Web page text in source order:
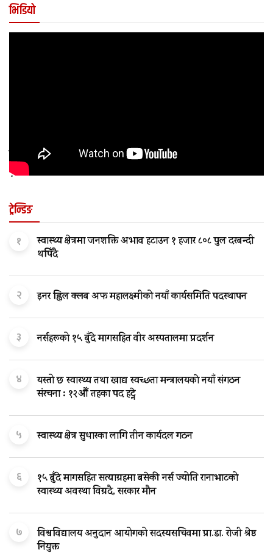
भिडियो
कुन अवस्थामा बच्चालाई शल्यक्रिया आवश्यक पर्छ
?
ट्रेन्डिङ
१
स्वास्थ्य क्षेत्रमा जनशक्ति अभाव हटाउन १ हजार ८०८ पुल दरबन्दी
थपिँदै
२ इनर ह्विल क्लब अफ महालक्ष्मीको नयाँ कार्यसमिति पदस्थापन
३ नर्सहरूको १५ बुँदे मागसहित वीर अस्पतालमा प्रदर्शन
४
यस्तो छ स्वास्थ्य तथा खाद्य स्वच्छता मन्त्रालयकाे नयाँ संगठन
संरचना : १२औँ तहका पद हट्ने
५ स्वास्थ्य क्षेत्र सुधारका लागि तीन कार्यदल गठन
६
१५ बुँदे मागसहित सत्याग्रहमा बसेकी नर्स ज्योति रानाभाटको
स्वास्थ्य अवस्था विग्रदै, सरकार मौन
७
विश्वविद्यालय अनुदान आयोगको सदस्यसचिवमा प्रा.डा. रोजी श्रेष्ठ
नियुक्त